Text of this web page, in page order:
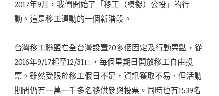
2017年9月，我們開始了「移工（模擬）公投」的行
動。這是移工運動的一個新階段。
台灣移工聯盟在全台灣設置20多個固定及行動票點，從
2016年9/17起至12/31止，每個星期日開放移工自由投
票。雖然受限於移工假日不足，資訊獲取不易，但活動
期間仍有一萬一千多名移供參與投票。同時也有1539名